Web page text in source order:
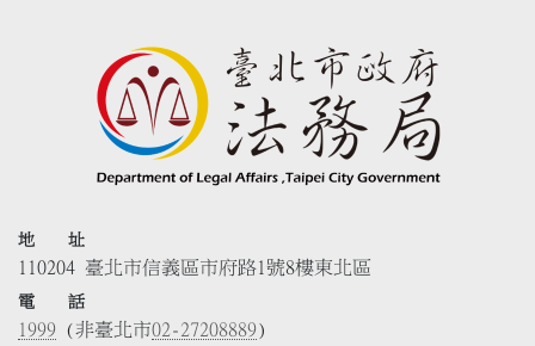
地 址
110204 臺北市信義區市府路1號8樓東北區
電 話
1999 (非臺北市02-27208889)